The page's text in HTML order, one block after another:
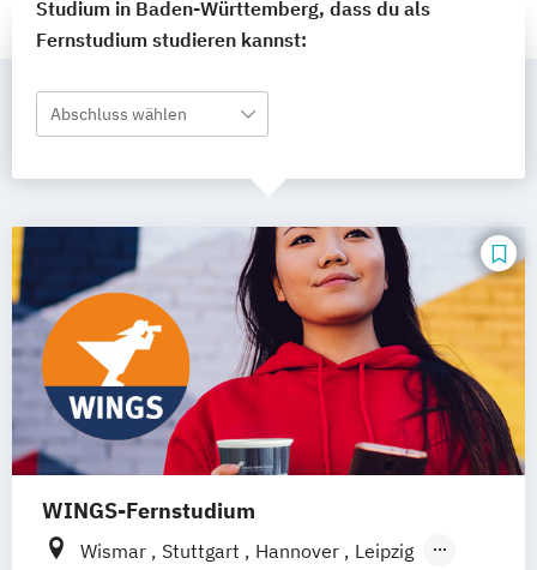
Studium in Baden-Württemberg, dass du als
Fernstudium studieren kannst:
Abschluss wählen
WINGS-Fernstudium
Wismar Stuttgart Hannover
Leipzig